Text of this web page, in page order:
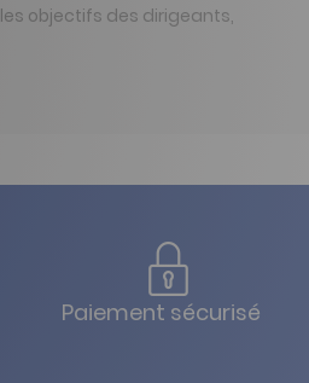
objectifs des dirigeants,
Paiement sécurisé